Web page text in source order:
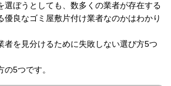
選ぼうとしても、数多くの業者が存在する
優良なゴミ屋敷片付け業者なのかはわかり
者を見分けるために失敗しない選び方5つ
5つです。